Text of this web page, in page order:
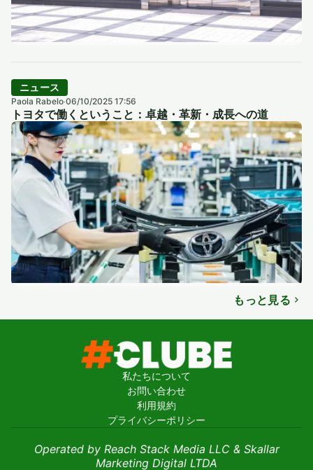
ニュース
Paola Rabelo·06/10/2025 17:56
トヨタで働くということ：卓越・革新・成長への道
もっと見る
私たちについて
お問い合わせ
利用規約
プライバシーポリシー
Operated by Reach Stack Media LLC & Skallar
Marketing Digital LTDA